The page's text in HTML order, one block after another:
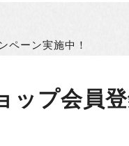
ペーン実施中！
ップ会員